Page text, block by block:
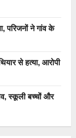
परिजनों ने गांव के
से हत्या, आरोपी
स्कूली बच्चों और